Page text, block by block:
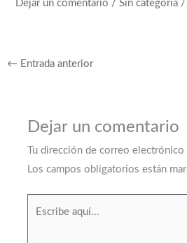
Dejar un comentario /Sin categoría /
← Entrada anterior
Dejar un comentario
Tu dirección de correo
Los campos obligatorios están